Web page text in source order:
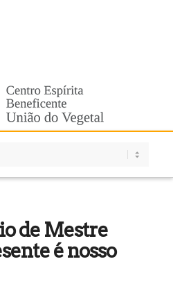
de Mestre
é nosso